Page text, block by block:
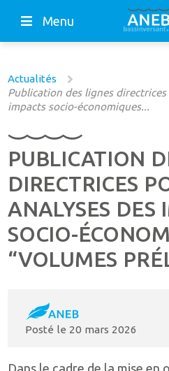
Menu
Actualités
Publication des lignes
impacts socio-économiques...
PUBLICATION
DIRECTRICES
ANALYSES DES
SOCIO-
“VOLUMES
Posté le 20 mars 2026